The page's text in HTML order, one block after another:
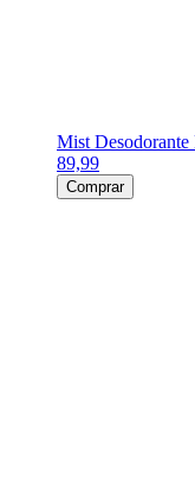
Mist Desodorante
89,99
Comprar